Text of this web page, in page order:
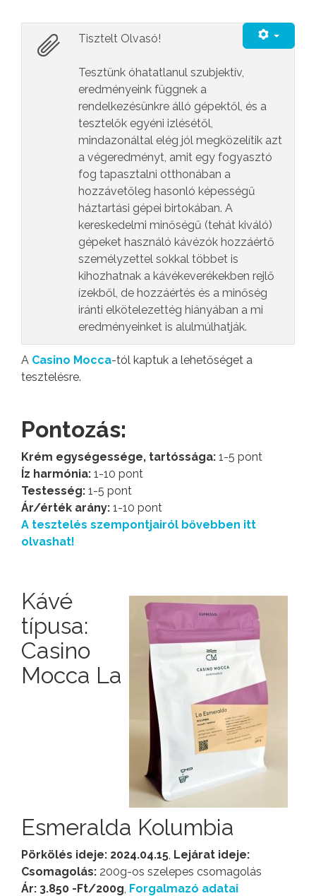
Tisztelt Olvasó!
Tesztünk óhatatlanul szubjektív,
eredményeink függnek a
rendelkezésünkre álló gépektől, és a
tesztelők egyéni izlésétől,
mindazonáltal elég jól megközelítik azt
a végeredményt, amit egy fogyasztó
fog tapasztalni otthonában a
hozzávetőleg hasonló képességű
háztartási gépei birtokában. A
kereskedelmi minőségű (tehát kiváló)
gépeket használó kávézók hozzáértő
személyzettel sokkal többet is
kihozhatnak a kávékeverékekben rejlő
ízekből, de hozzáértés és a minőség
iránti elkötelezettég hiányában a mi
eredményeinket is alulmúlhatják.
A Casino Mocca-tól kaptuk a lehetőséget a
tesztelésre.
Pontozás:
Krém egységessége, tartóssága: 1-5 pont
Íz harmónia: 1-10 pont
Testesség: 1-5 pont
Ár/érték arány: 1-10 pont
A tesztelés szempontjairól bővebben itt
olvashat!
Kávé
típusa:
Casino
Mocca La
Esmeralda Kolumbia
Pörkölés ideje: 2024.04.15 Lejárat ideje:
Csomagolás: 200g-os szelepes csomagolás
Ár: 3.850 -Ft/200g Forgalmazó adatai